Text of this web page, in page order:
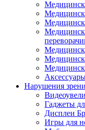
Нарушения
Гаджеты
Дисплеи
Игры для